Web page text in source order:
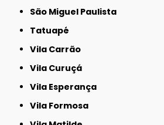
São Miguel Paulista
Tatuapé
Vila Carrão
Vila Curuçá
Vila Esperança
Vila Formosa